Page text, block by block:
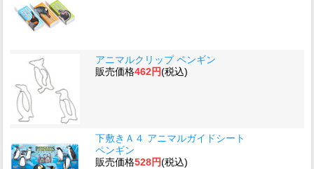
アニマルクリップ ペンギン
販売価格462円(税込)
下敷きＡ４ アニマルガイドシート
ペンギン
販売価格528円(税込)